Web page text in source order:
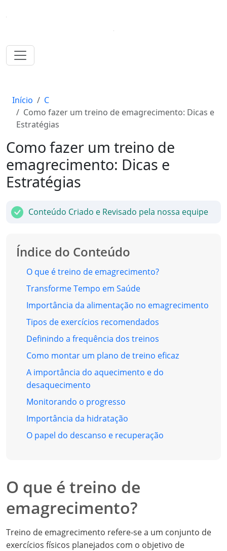
Início
C
Como fazer um treino de emagrecimento: Dicas e
Estratégias
Como fazer um treino de
emagrecimento: Dicas e
Estratégias
Conteúdo Criado e Revisado pela nossa equipe
Índice do Conteúdo
O que é treino de emagrecimento?
Transforme Tempo em Saúde
Importância da alimentação no emagrecimento
Tipos de exercícios recomendados
Definindo a frequência dos treinos
Como montar um plano de treino eficaz
A importância do aquecimento e do
desaquecimento
Monitorando o progresso
Importância da hidratação
O papel do descanso e recuperação
O que é treino de
emagrecimento?
Treino de emagrecimento refere-se a um conjunto de
exercícios físicos planejados com o objetivo de